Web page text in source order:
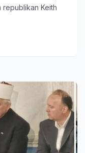
republikan Keith